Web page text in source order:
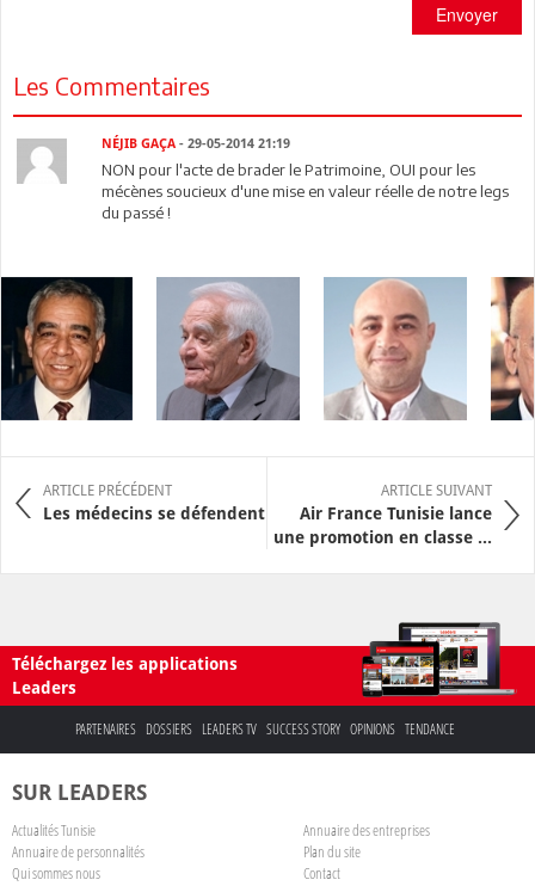
Envoyer
Les Commentaires
NÉJIB GAÇA - 29-05-2014 21:19
NON pour l'acte de brader le Patrimoine, OUI pour les
mécènes soucieux d'une mise en valeur réelle de notre legs
du passé !
ARTICLE PRÉCÉDENT
Les médecins se défendent
ARTICLE SUIVANT
Air France Tunisie lance
une promotion en classe ...
Téléchargez les applications
Leaders
PARTENAIRES DOSSIERS LEADERS TV SUCCESS STORY OPINIONS TENDANCE
SUR LEADERS
Actualités Tunisie
Annuaire des entreprises
Annuaire de personnalités
Plan du site
Qui sommes nous
Contact